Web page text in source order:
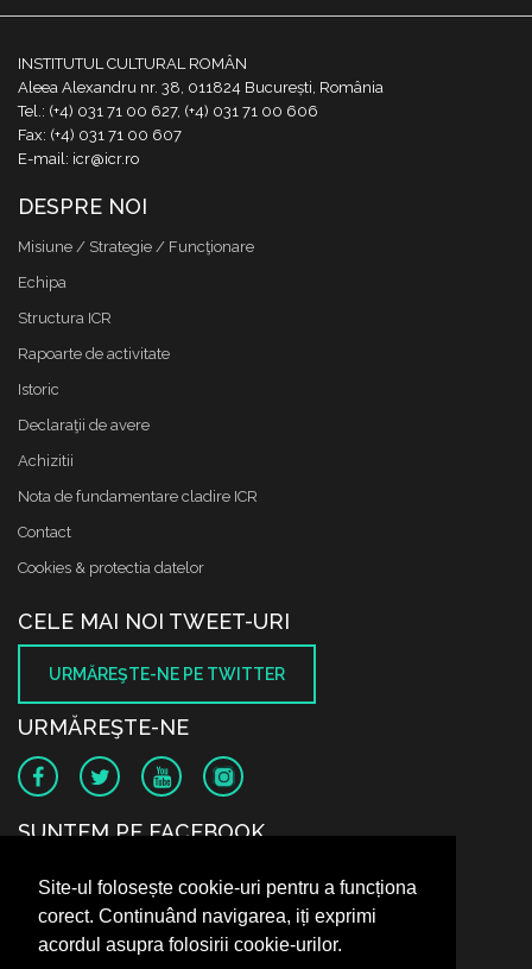
Site-ul folosește cookie-uri pentru a funcționa
corect. Continuând navigarea, iți exprimi
acordul asupra folosirii cookie-urilor.
INSTITUTUL CULTURAL ROMÂN
Aleea Alexandru nr. 38, 011824 București, România
Tel.: (+4) 031 71 00 627, (+4) 031 71 00 606
Fax: (+4) 031 71 00 607
E-mail: icr@icr.ro
DESPRE NOI
Misiune / Strategie / Funcţionare
Echipa
Structura ICR
Rapoarte de activitate
Istoric
Declaraţii de avere
Achizitii
Nota de fundamentare cladire ICR
Contact
Cookies & protectia datelor
CELE MAI NOI TWEET-URI
URMĂREŞTE-NE PE TWITTER
URMĂREŞTE-NE
SUNTEM PE FACEBOOK